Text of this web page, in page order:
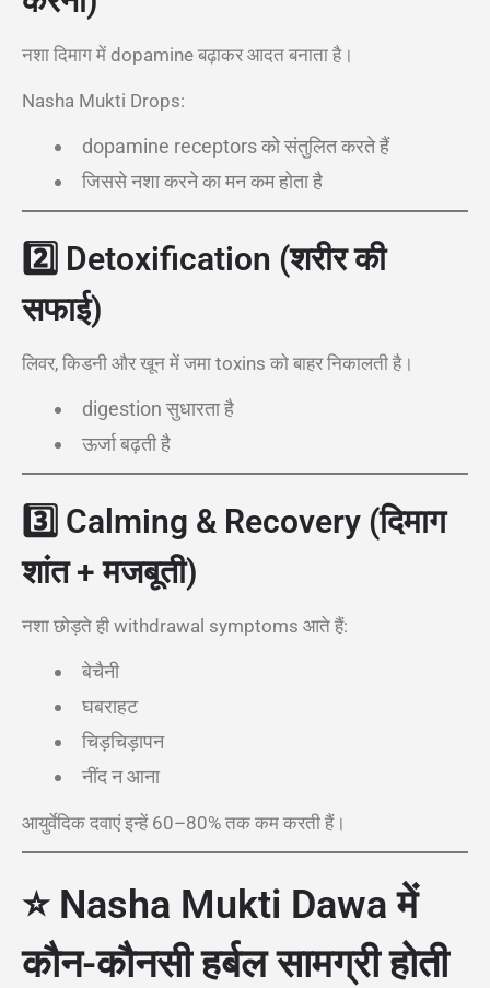
नशा दिमाग में dopamine बढ़ाकर आदत बनाता है।
Nasha Mukti Drops:
dopamine receptors को संतुलित करते हैं
जिससे नशा करने का मन कम होता है
2️⃣ Detoxification (शरीर की
सफाई)
लिवर, किडनी और खून में जमा toxins को बाहर निकालती है।
digestion सुधारता है
ऊर्जा बढ़ती है
3️⃣ Calming & Recovery (दिमाग
शांत + मजबूती)
नशा छोड़ते ही withdrawal symptoms आते हैं:
बेचैनी
घबराहट
चिड़चिड़ापन
नींद न आना
आयुर्वेदिक दवाएं इन्हें 60–80% तक कम करती हैं।
⭐ Nasha Mukti Dawa में
कौन-कौनसी हर्बल सामग्री होती